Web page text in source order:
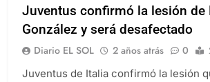
Juventus confirmó la lesión de
González y será desafectado
Diario EL SOL 2 años atrás 0
Juventus de Italia confirmó la lesión